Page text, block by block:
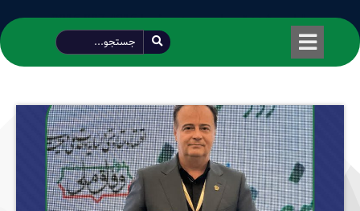
طراحی شده توسط محمود سیفی | 4215 887 0915